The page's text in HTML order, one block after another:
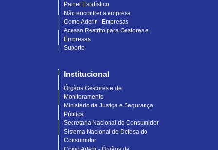
Painel Estatístico
Não encontrei a empresa
Como Aderir - Empresas
Acesso Restrito para Gestores e
Empresas
Suporte
Institucional
Órgãos Gestores e de
Monitoramento
Ministério da Justiça e Segurança
Pública
Secretaria Nacional do Consumidor
Sistema Nacional de Defesa do
Consumidor